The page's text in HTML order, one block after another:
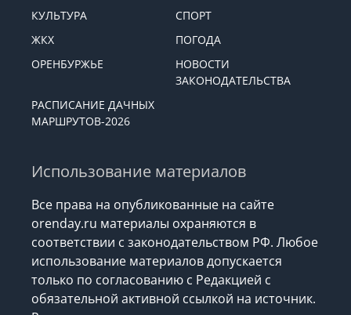
КУЛЬТУРА
СПОРТ
ЖКХ
ПОГОДА
ОРЕНБУРЖЬЕ
НОВОСТИ
ЗАКОНОДАТЕЛЬСТВА
РАСПИСАНИЕ ДАЧНЫХ
МАРШРУТОВ-2026
Использование материалов
Все права на опубликованные на сайте
orenday.ru материалы охраняются в
соответствии с законодательством РФ. Любое
использование материалов допускается
только по согласованию с Редакцией с
обязательной активной ссылкой на источник.